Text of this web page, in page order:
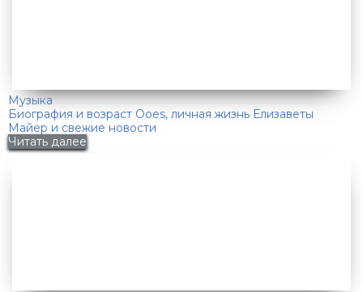
Музыка
Биография и возраст Ooes, личная жизнь Елизаветы
Майер и свежие новости
Читать далее